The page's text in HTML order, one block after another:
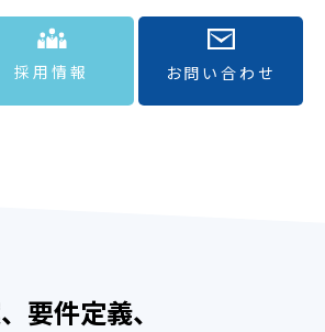
採用情報 お問い合わせ
要件定義、